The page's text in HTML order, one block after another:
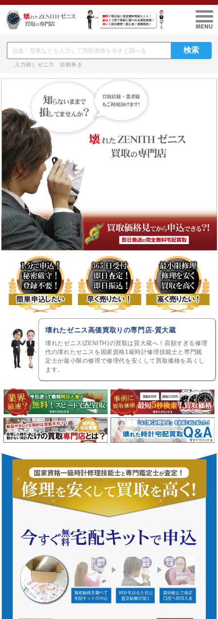
入力例）ゼニス 自動巻き
壊れたゼニス高価買取りの専門店-質大蔵
壊れたゼニス(ZENITH)の買取は質大蔵へ！高額すぎる修理
代の壊れたゼニスを国家資格1級時計修理技能士と専門鑑
定士が最小限の修理で修理代を安くして買取価格を高くし
ます。